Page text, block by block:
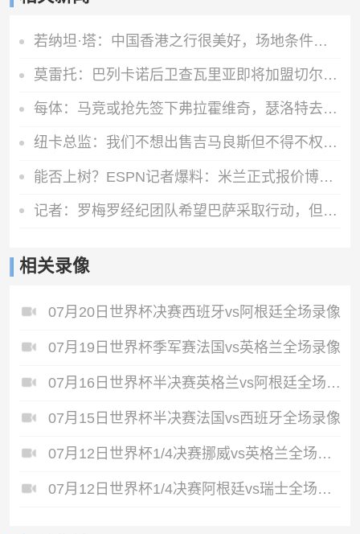
若纳坦·塔：中国香港之行很美好，场地条件一般 但我们踢得不错
莫雷托：巴列卡诺后卫查瓦里亚即将加盟切尔西，很快就会官方宣布
每体：马竞或抢先签下弗拉霍维奇，瑟洛特去留成关键变量
纽卡总监：我们不想出售吉马良斯但不得不权衡，他明确说出了意愿
能否上树？ESPN记者爆料：米兰正式报价博卡青年中场帕雷德斯
记者：罗梅罗经纪团队希望巴萨采取行动，但后者首选引进罗德里
相关录像
07月20日世界杯决赛西班牙vs阿根廷全场录像
07月19日世界杯季军赛法国vs英格兰全场录像
07月16日世界杯半决赛英格兰vs阿根廷全场录像
07月15日世界杯半决赛法国vs西班牙全场录像
07月12日世界杯1/4决赛挪威vs英格兰全场录像
07月12日世界杯1/4决赛阿根廷vs瑞士全场录像